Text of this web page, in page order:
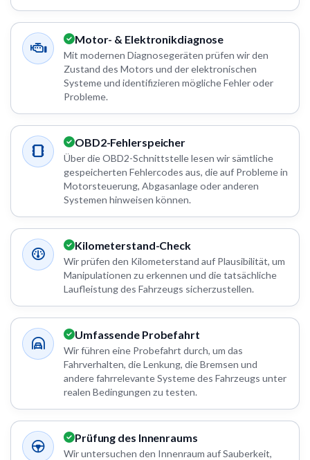
Motor- & Elektronikdiagnose
Mit modernen Diagnosegeräten prüfen wir den
Zustand des Motors und der elektronischen
Systeme und identifizieren mögliche Fehler oder
Probleme.
OBD2-Fehlerspeicher
Über die OBD2-Schnittstelle lesen wir sämtliche
gespeicherten Fehlercodes aus, die auf Probleme in
Motorsteuerung, Abgasanlage oder anderen
Systemen hinweisen können.
Kilometerstand-Check
Wir prüfen den Kilometerstand auf Plausibilität, um
Manipulationen zu erkennen und die tatsächliche
Laufleistung des Fahrzeugs sicherzustellen.
Umfassende Probefahrt
Wir führen eine Probefahrt durch, um das
Fahrverhalten, die Lenkung, die Bremsen und
andere fahrrelevante Systeme des Fahrzeugs unter
realen Bedingungen zu testen.
Prüfung des Innenraums
Wir untersuchen den Innenraum auf Sauberkeit,